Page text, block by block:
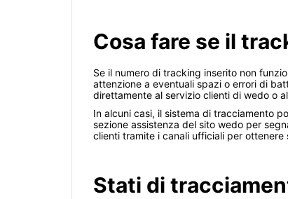
Cosa fare se il
Se il numero di tracking inserito non
attenzione a eventuali spazi o errori di
direttamente al servizio clienti di wedo o
In alcuni casi, il sistema di tracciamento
sezione assistenza del sito wedo per
clienti tramite i canali ufficiali per
Stati di